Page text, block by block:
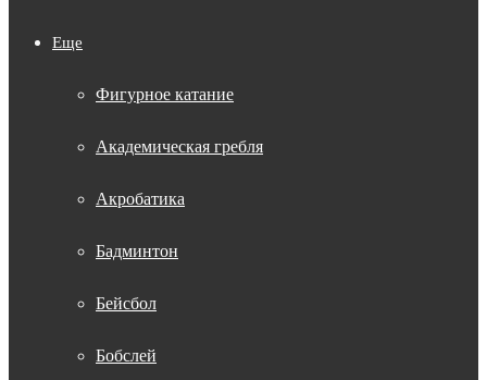
Еще
Фигурное катание
Академическая гребля
Акробатика
Бадминтон
Бейсбол
Бобслей